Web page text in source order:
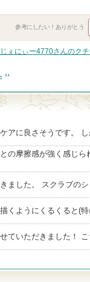
参考にしたい！ありがとう
じぇにぃー4770さんのク
アに良さそうです。
の摩擦感が強く感じ
ました。 スクラブの
くようにくるくると(
ていただきました！